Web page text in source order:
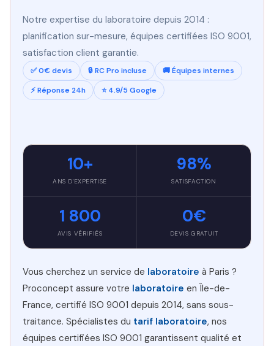
Notre expertise du laboratoire depuis 2014 :
planification sur-mesure, équipes certifiées ISO 9001,
satisfaction client garantie.
✅ 0€ devis 🔒 RC Pro incluse
🚚 Équipes internes
⚡ Réponse 24h
⭐ 4.9/5 Google
10+
ANS D'EXPERTISE
98%
SATISFACTION
1 800
AVIS VÉRIFIÉS
0€
DEVIS GRATUIT
Vous cherchez un service de laboratoire à Paris ?
Proconcept assure votre laboratoire en Île-de-
France, certifié ISO 9001 depuis 2014, sans sous-
traitance. Spécialistes du tarif laboratoire, nos
équipes certifiées ISO 9001 garantissent qualité et